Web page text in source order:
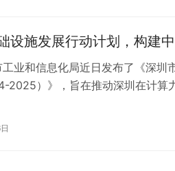
设施发展行动计划，构建
业和信息化局近日发布了《深圳
2025）》，旨在推动深圳在计算